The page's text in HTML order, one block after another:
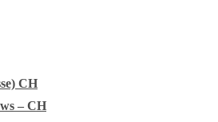
CH
– CH